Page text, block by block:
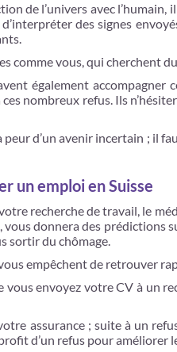
de l’univers avec
des signes
comme vous, qui cherchent
également
nombreux refus. Ils
peur d’un avenir incertain ;
un emploi en Suisse
recherche de travail, le
donnera des prédictions
sortir du chômage.
empêchent de retrouver
envoyez votre CV à un
assurance ; suite à un
d’un refus pour améliorer